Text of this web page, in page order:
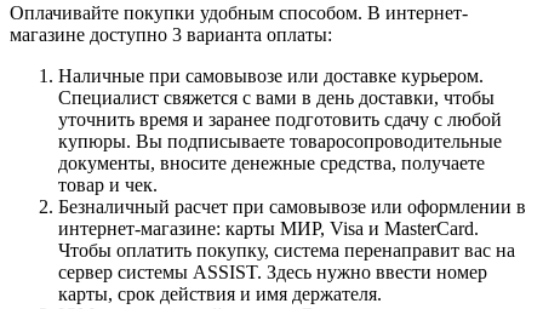
Оплачивайте покупки удобным способом. В интернет-
магазине доступно 3 варианта оплаты:
Наличные при самовывозе или доставке курьером.
Специалист свяжется с вами в день доставки, чтобы
уточнить время и заранее подготовить сдачу с любой
купюры. Вы подписываете товаросопроводительные
документы, вносите денежные средства, получаете
товар и чек.
Безналичный расчет при самовывозе или оформлении в
интернет-магазине: карты МИР, Visa и MasterCard.
Чтобы оплатить покупку, система перенаправит вас на
сервер системы ASSIST. Здесь нужно ввести номер
карты, срок действия и имя держателя.